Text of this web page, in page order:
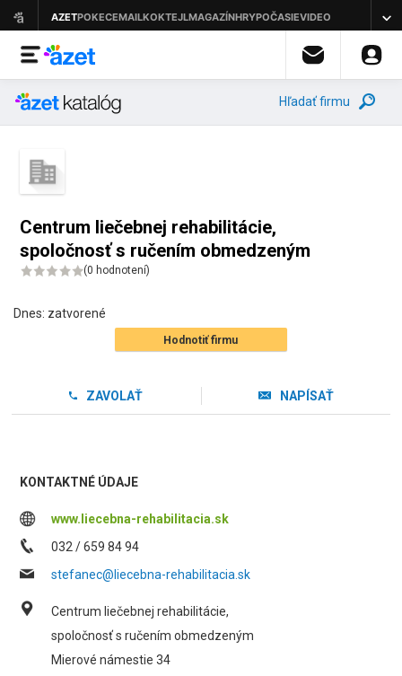
Hľadať firmu
Centrum liečebnej rehabilitácie,
spoločnosť s ručením obmedzeným
(0 hodnotení)
Dnes: zatvorené
Hodnotiť firmu
ZAVOLAŤ NAPÍSAŤ
KONTAKTNÉ ÚDAJE
www.liecebna-rehabilitacia.sk
032 / 659 84 94
stefanec@liecebna-rehabilitacia.sk
Centrum liečebnej rehabilitácie,
spoločnosť s ručením obmedzeným
Mierové námestie 34